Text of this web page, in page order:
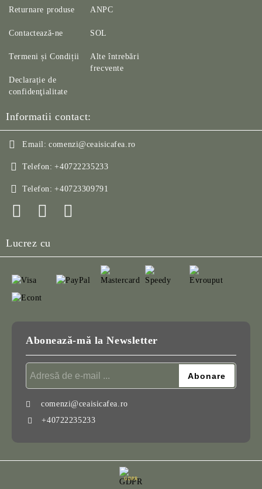
Returnare produse
Contactează-ne
Termeni și Condiții
Declarație de
confidenţialitate
ANPC
SOL
Alte întrebări
frecvente
Informatii contact:
Email: comenzi@ceaisicafea.ro
Telefon: +40722235233
Telefon: +40723309791
Lucrez cu
Abonează-mă la Newsletter
comenzi@ceaisicafea.ro
+40722235233
GDPR